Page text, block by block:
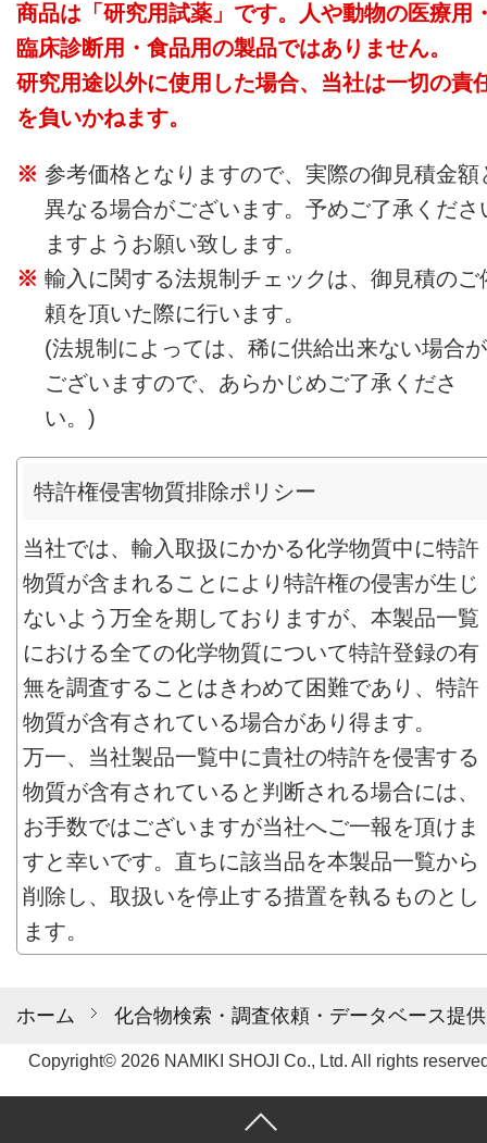
ホーム 化合物検索・調査依頼・データベース提供
商品は「研究用試薬」です。人や動物の医療用
臨床診断用・食品用の製品ではありません。
研究用途以外に使用した場合、当社は一切の責
を負いかねます。
参考価格となりますので、実際の御見積金額
異なる場合がございます。予めご了承くださ
ますようお願い致します。
輸入に関する法規制チェックは、御見積のご
頼を頂いた際に行います。
(法規制によっては、稀に供給出来ない場合が
ございますので、あらかじめご了承くださ
い。)
特許権侵害物質排除ポリシー
当社では、輸入取扱にかかる化学物質中に特許
物質が含まれることにより特許権の侵害が生じ
ないよう万全を期しておりますが、本製品一覧
における全ての化学物質について特許登録の有
無を調査することはきわめて困難であり、特許
物質が含有されている場合があり得ます。
万一、当社製品一覧中に貴社の特許を侵害する
物質が含有されていると判断される場合には、
お手数ではございますが当社へご一報を頂けま
すと幸いです。直ちに該当品を本製品一覧から
削除し、取扱いを停止する措置を執るものとし
ます。
Copyright© 2026 NAMIKI SHOJI Co., Ltd. All rights